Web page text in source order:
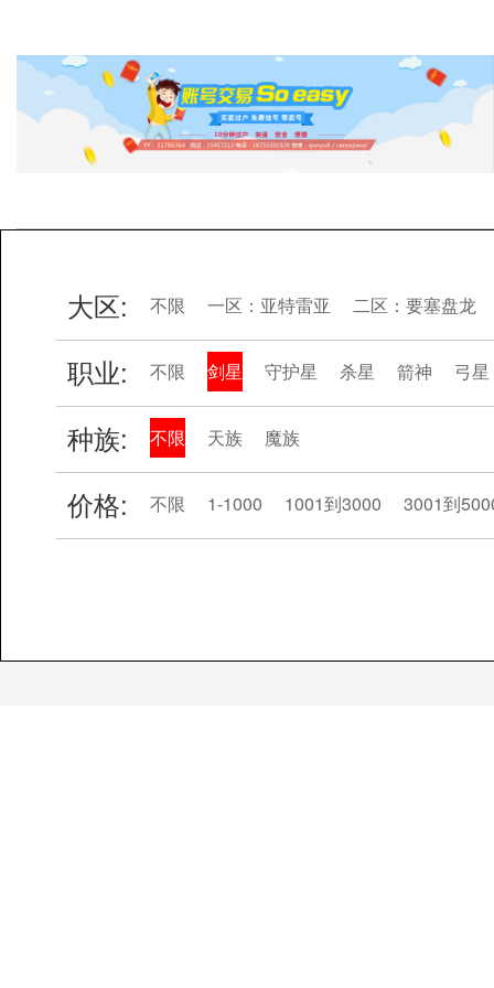
大区: 不限 一区：亚特雷亚 二区：要塞盘龙
职业: 不限 剑星 守护星 杀星 箭神 弓星
种族: 不限 天族 魔族
价格: 不限 1-1000 1001到3000 3001到